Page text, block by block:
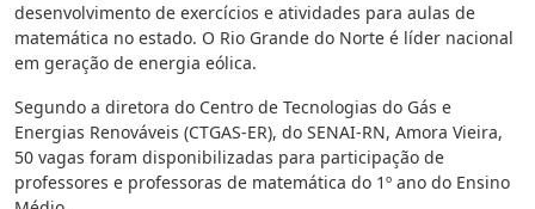
desenvolvimento de exercícios e atividades para aulas de
matemática no estado. O Rio Grande do Norte é líder nacional
em geração de energia eólica.
Segundo a diretora do Centro de Tecnologias do Gás e
Energias Renováveis (CTGAS-ER), do SENAI-RN, Amora Vieira,
50 vagas foram disponibilizadas para participação de
professores e professoras de matemática do 1º ano do Ensino